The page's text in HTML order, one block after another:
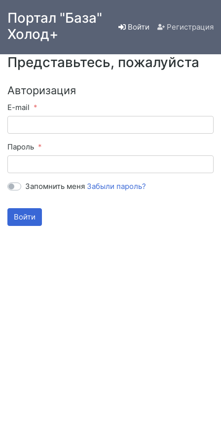
Портал "База"
Холод+
Войти Регистрация
Представьтесь, пожалуйста
Авторизация
E-mail
Пароль
Запомнить меня Забыли пароль?
Войти